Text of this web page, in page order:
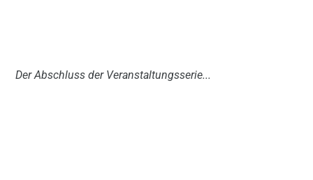
Der Abschluss der Veranstaltungsserie...